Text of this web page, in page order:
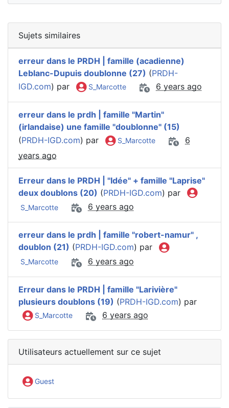
Sujets similaires
erreur dans le PRDH | famille (acadienne)
Leblanc-Dupuis doublonne (27) (PRDH-
IGD.com) par S_Marcotte 6 years ago
erreur dans le prdh | famille "Martin"
(irlandaise) une famille "doublonne" (15)
(PRDH-IGD.com) par S_Marcotte
6
years ago
Erreur dans le PRDH | "Idée" + famille "Laprise"
deux doublons (20) (PRDH-IGD.com) par
S_Marcotte 6 years ago
erreur dans le prdh | famille "robert-namur" ,
doublon (21) (PRDH-IGD.com) par
S_Marcotte 6 years ago
Erreur dans le PRDH | famille "Larivière"
plusieurs doublons (19) (PRDH-IGD.com) par
S_Marcotte 6 years ago
Utilisateurs actuellement sur ce sujet
Guest